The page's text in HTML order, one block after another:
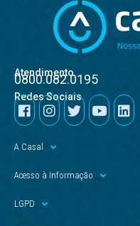
Atendimento
0800.082.0195
Redes Sociais
A Casal
Acesso à Informação
LGPD